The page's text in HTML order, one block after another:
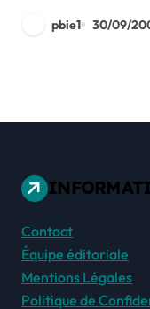
pbie1 30/09/
Contact
Équipe éditoriale
Mentions Légales
Politique de